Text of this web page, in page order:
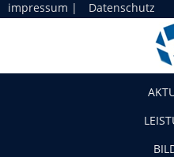
impressum | Datenschutz